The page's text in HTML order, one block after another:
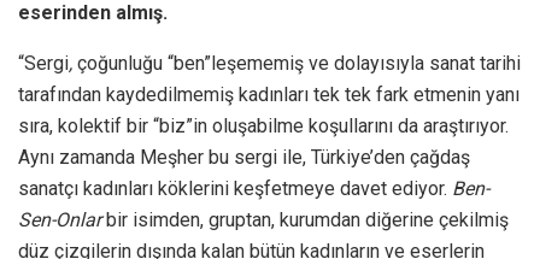
eserinden almış.
“Sergi, çoğunluğu “ben”leşememiş ve dolayısıyla sanat tarihi
tarafından kaydedilmemiş kadınları tek tek fark etmenin yanı
sıra, kolektif bir “biz”in oluşabilme koşullarını da araştırıyor.
Aynı zamanda Meşher bu sergi ile, Türkiye’den çağdaş
sanatçı kadınları köklerini keşfetmeye davet ediyor. Ben-
Sen-Onlarbir isimden, gruptan, kurumdan diğerine çekilmiş
düz çizgilerin dışında kalan bütün kadınların ve eserlerin